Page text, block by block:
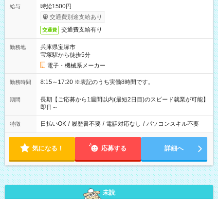
給与
時給1500円
交通費別途支給あり
交通費 交通費支給有り
勤務地
兵庫県宝塚市
宝塚駅から徒歩5分
電子・機械系メーカー
勤務時間 8:15～17:20 ※表記のうち実働8時間です。
期間
長期【ご応募から1週間以内(最短2日目)のスピード就業が可能】
即日～
特徴 日払いOK / 履歴書不要 / 電話対応なし / パソコンスキル不要
気になる！ 応募する 詳細へ
未読